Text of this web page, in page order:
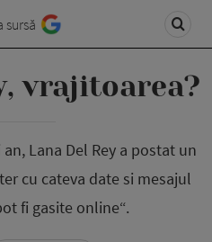
sursă
vrajitoarea?
Lana Del Rey a postat un
cu cateva date si mesajul
fi gasite online“.